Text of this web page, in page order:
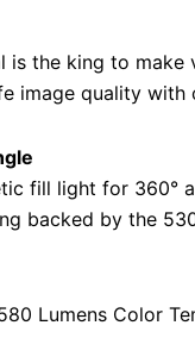
is the king to
image quality with
fill light for 360°
backed by the
Lumens Color